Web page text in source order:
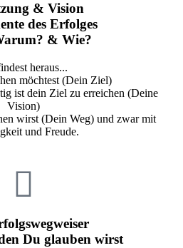
& Vision
des Erfolges
& Wie?
heraus...
möchtest (Dein Ziel)
ist dein Ziel zu erreichen (Deine
Vision)
wirst (Dein Weg) und zwar mit
und Freude.
Du glauben wirst